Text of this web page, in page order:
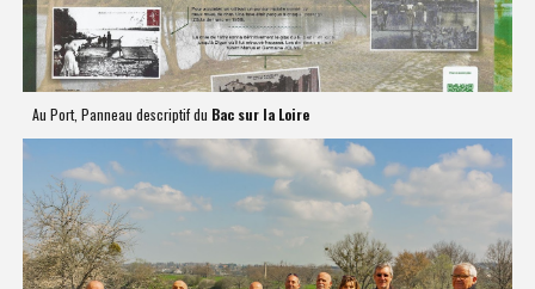
Au Port,Panneau descriptif du Bac sur la Loire